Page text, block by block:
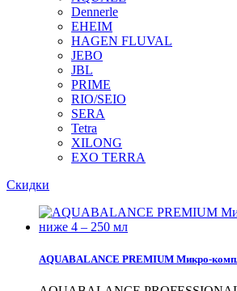
Dennerle
EHEIM
HAGEN FLUVAL
JEBO
JBL
PRIME
RIO/SEIO
SERA
Tetra
XILONG
EXO TERRA
Скидки
AQUABALANCE PREMIUM Микро-